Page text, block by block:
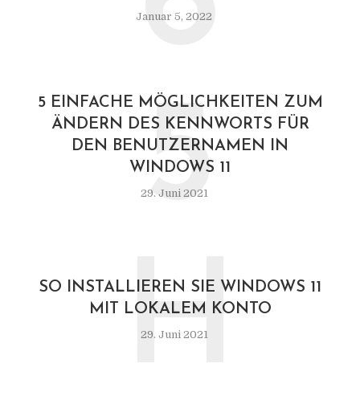
Januar 5, 2022
5 EINFACHE MÖGLICHKEITEN ZUM
ÄNDERN DES KENNWORTS FÜR
DEN BENUTZERNAMEN IN
WINDOWS 11
29. Juni 2021
5
SO INSTALLIEREN SIE WINDOWS 11
MIT LOKALEM KONTO
29. Juni 2021
H